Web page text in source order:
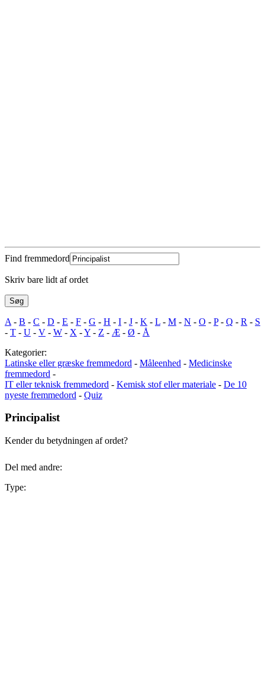
Find fremmedord
Skriv bare lidt af ordet
A - B - C - D - E - F - G - H - I - J - K - L - M - N - O - P- Q - R - S
- T - U - V - W - X -Y - Z - Æ - Ø - Å
Kategorier:
Latinske eller græske fremmedord - Måleenhed - Medicinske
fremmedord -
IT eller teknisk fremmedord - Kemisk stof eller materiale - De 10
nyeste fremmedord - Quiz
Principalist
Kender du betydningen af ordet?
Del med andre:
Type: